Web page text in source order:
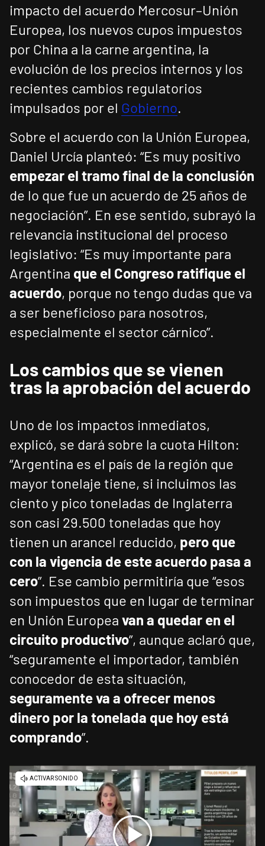
impacto del acuerdo Mercosur–Unión
Europea, los nuevos cupos impuestos
por China a la carne argentina, la
evolución de los precios internos y los
recientes cambios regulatorios
impulsados por el Gobierno.
Sobre el acuerdo con la Unión Europea,
Daniel Urcía planteó: “Es muy positivo
empezar el tramo final de la conclusión
de lo que fue un acuerdo de 25 años de
negociación”. En ese sentido, subrayó la
relevancia institucional del proceso
legislativo: “Es muy importante para
Argentina que el Congreso ratifique el
acuerdo, porque no tengo dudas que va
a ser beneficioso para nosotros,
especialmente el sector cárnico”.
Los cambios que se vienen
tras la aprobación del acuerdo
Uno de los impactos inmediatos,
explicó, se dará sobre la cuota Hilton:
“Argentina es el país de la región que
mayor tonelaje tiene, si incluimos las
ciento y pico toneladas de Inglaterra
son casi 29.500 toneladas que hoy
tienen un arancel reducido, pero que
con la vigencia de este acuerdo pasa a
cero”. Ese cambio permitiría que “esos
son impuestos que en lugar de terminar
en Unión Europea van a quedar en el
circuito productivo”, aunque aclaró que,
“seguramente el importador, también
conocedor de esta situación,
seguramente va a ofrecer menos
dinero por la tonelada que hoy está
comprando”.